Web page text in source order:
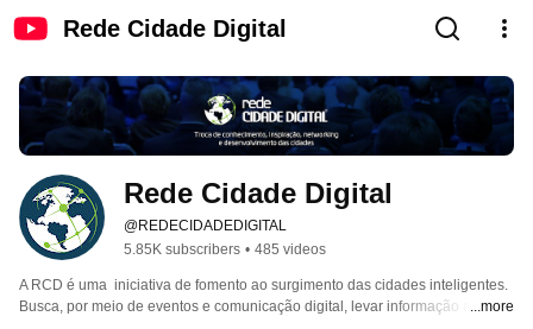
Rede Cidade Digital
Rede Cidade Digital
@REDECIDADEDIGITAL
5.85K subscribers • 485 videos
A RCD é uma  iniciativa de fomento ao surgimento das cidades inteligentes.
Busca, por meio de eventos e comunicação digital, levar informação aos ...more